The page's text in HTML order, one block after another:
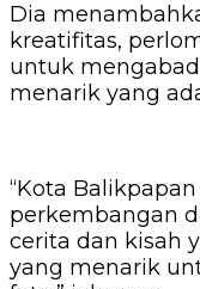
Dia
kreatifitas,
untuk
menarik yang
“Kota
perkembangan
cerita dan kisah
yang menarik